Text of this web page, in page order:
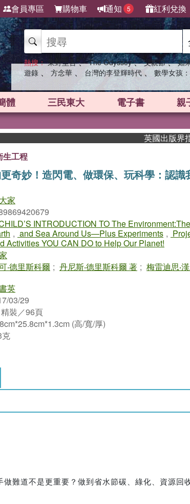
會員專區 購物車 通知 5 紅利兌換
熱搜： 東野圭吾 、 The Odyssey 、 父親節 、 如
遊錄 、 方念華 、 台灣的李登輝時代 、 數學女孩
體 三民東大 電子書 親
英國出版界指標大獎
生工程
奇妙！造閃電、做環保、玩科學：認識
家
INTRODUCTION TO The
, and Sea Around Us—Plus Experiments ,
Activities YOU CAN DO to Help Our Planet!
‧德里斯科爾 ; 丹尼斯‧德里斯科爾 著 ; 梅雷迪思‧
英
03/29
精裝／96頁
(高/寬/厚)
難道不是更重要？做到省水節碳、綠化、資源回